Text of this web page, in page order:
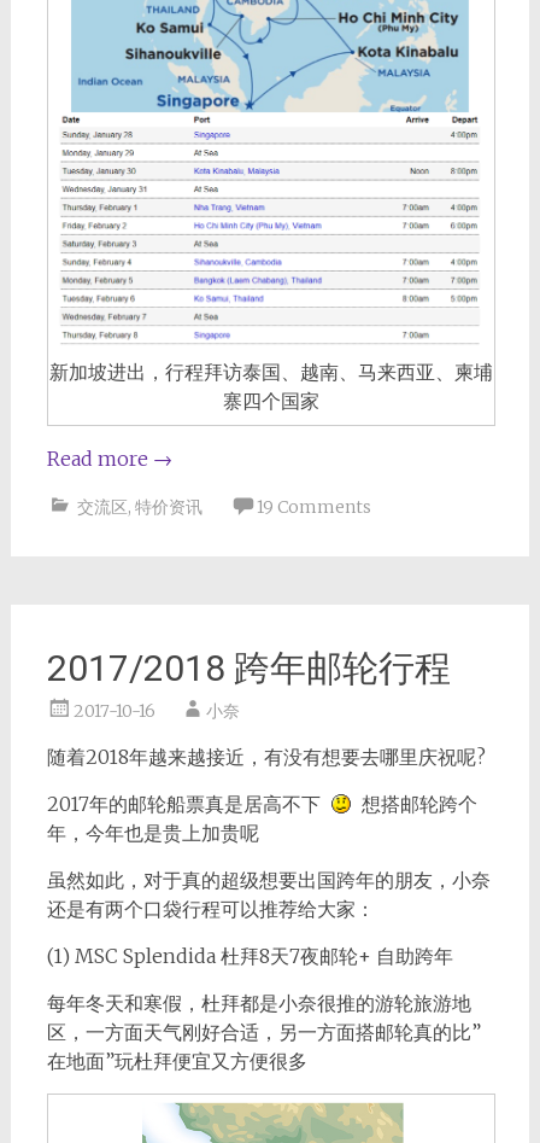
新加坡进出，行程拜访泰国、越南、马来西亚、柬埔
寨四个国家
Read more →
交流区, 特价资讯 19 Comments
2017/2018 跨年邮轮行程
2017-10-16 小奈
随着2018年越来越接近，有没有想要去哪里庆祝呢?
2017年的邮轮船票真是居高不下
想搭邮轮跨个
年，今年也是贵上加贵呢
虽然如此，对于真的超级想要出国跨年的朋友，小奈
还是有两个口袋行程可以推荐给大家：
(1) MSC Splendida 杜拜8天7夜邮轮+ 自助跨年
每年冬天和寒假，杜拜都是小奈很推的游轮旅游地
区，一方面天气刚好合适，另一方面搭邮轮真的比”
在地面”玩杜拜便宜又方便很多